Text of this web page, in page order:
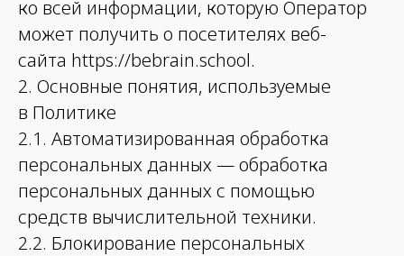
ко всей информации, которую Оператор
может получить о посетителях веб-
сайта https://bebrain.school.
2. Основные понятия, используемые
в Политике
2.1. Автоматизированная обработка
персональных данных — обработка
персональных данных с помощью
средств вычислительной техники.
2.2. Блокирование персональных